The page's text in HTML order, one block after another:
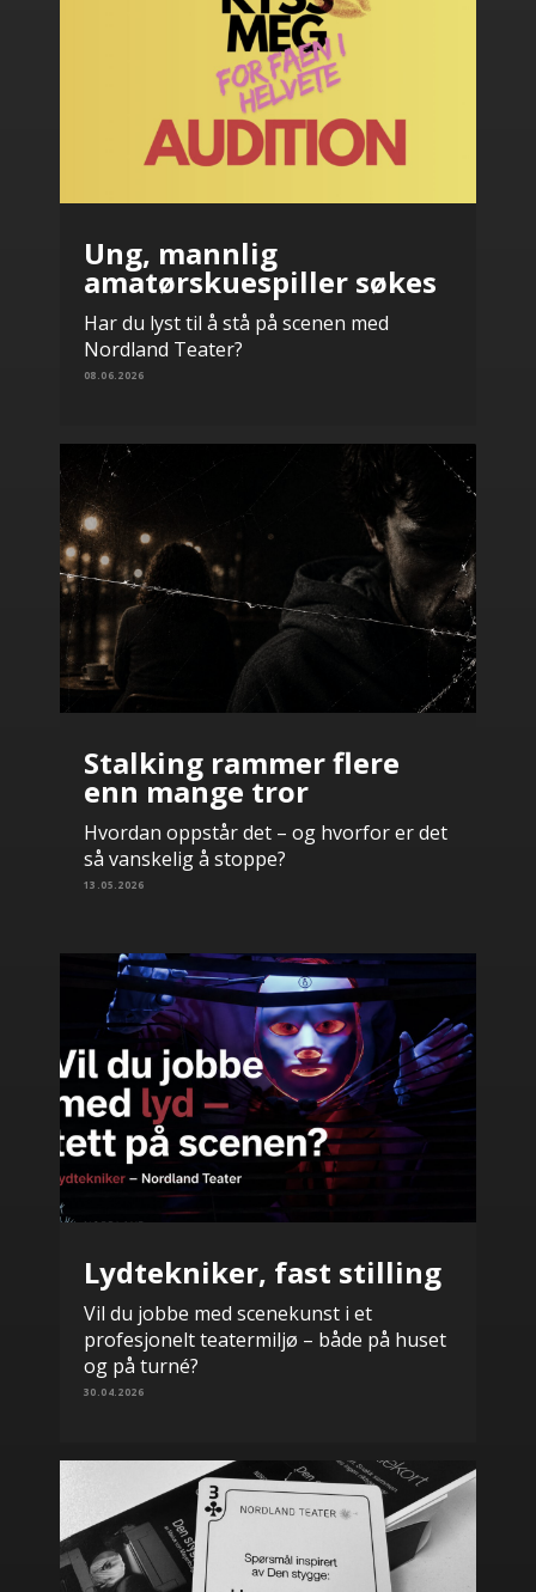
Ung, mannlig
amatørskuespiller søkes
Har du lyst til å stå på scenen med
Nordland Teater?
08.06.2026
Stalking rammer flere
enn mange tror
Hvordan oppstår det – og hvorfor er det
så vanskelig å stoppe?
13.05.2026
Lydtekniker, fast stilling
Vil du jobbe med scenekunst i et
profesjonelt teatermiljø – både på huset
og på turné?
30.04.2026